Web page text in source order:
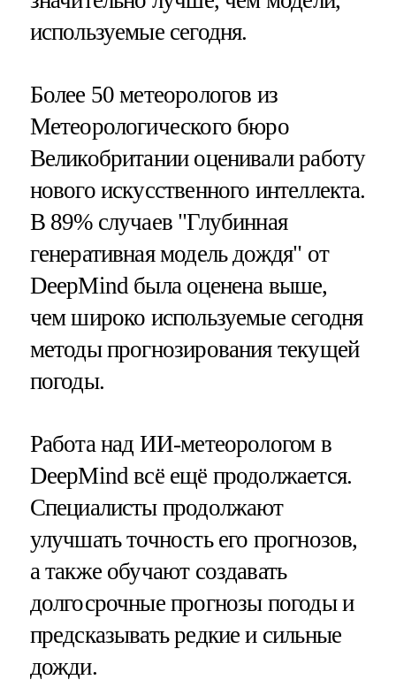
используемые сегодня.
Более 50 метеорологов из
Метеорологического бюро
Великобритании оценивали работу
нового искусственного интеллекта.
В 89% случаев "Глубинная
генеративная модель дождя" от
DeepMind была оценена выше,
чем широко используемые сегодня
методы прогнозирования текущей
погоды.
Работа над ИИ-метеорологом в
DeepMind всё ещё продолжается.
Специалисты продолжают
улучшать точность его прогнозов,
а также обучают создавать
долгосрочные прогнозы погоды и
предсказывать редкие и сильные
дожди.